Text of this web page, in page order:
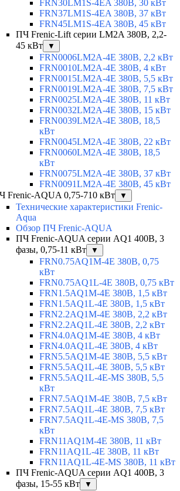
FRN30LM1S-4EA 380В, 30 кВт
FRN37LM1S-4EA 380В, 37 кВт
FRN45LM1S-4EA 380В, 45 кВт
ПЧ Frenic-Lift серии LM2A 380В, 2,2-
45 кВт
▼
FRN0006LM2A-4E 380В, 2,2 кВт
FRN0010LM2A-4E 380В, 4 кВт
FRN0015LM2A-4E 380В, 5,5 кВт
FRN0019LM2A-4E 380В, 7,5 кВт
FRN0025LM2A-4E 380В, 11 кВт
FRN0032LM2A-4E 380В, 15 кВт
FRN0039LM2A-4E 380В, 18,5
кВт
FRN0045LM2A-4E 380В, 22 кВт
FRN0060LM2A-4E 380В, 18,5
кВт
FRN0075LM2A-4E 380В, 37 кВт
FRN0091LM2A-4E 380В, 45 кВт
Frenic-AQUA 0,75-710 кВт
▼
Технические характеристики Frenic-
Aqua
Обзор ПЧ Frenic-AQUA
ПЧ Frenic-AQUA серии AQ1 400В, 3
фазы, 0,75-11 кВт
▼
FRN0.75AQ1M-4E 380В, 0,75
кВт
FRN0.75AQ1L-4E 380В, 0,75 кВт
FRN1.5AQ1M-4E 380В, 1,5 кВт
FRN1.5AQ1L-4E 380В, 1,5 кВт
FRN2.2AQ1M-4E 380В, 2,2 кВт
FRN2.2AQ1L-4E 380В, 2,2 кВт
FRN4.0AQ1M-4E 380В, 4 кВт
FRN4.0AQ1L-4E 380В, 4 кВт
FRN5.5AQ1M-4E 380В, 5,5 кВт
FRN5.5AQ1L-4E 380В, 5,5 кВт
FRN5.5AQ1L-4E-MS 380В, 5,5
кВт
FRN7.5AQ1M-4E 380В, 7,5 кВт
FRN7.5AQ1L-4E 380В, 7,5 кВт
FRN7.5AQ1L-4E-MS 380В, 7,5
кВт
FRN11AQ1M-4E 380В, 11 кВт
FRN11AQ1L-4E 380В, 11 кВт
FRN11AQ1L-4E-MS 380В, 11 кВт
ПЧ Frenic-AQUA серии AQ1 400В, 3
фазы, 15-55 кВт
▼